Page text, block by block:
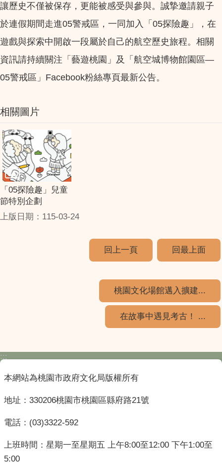
讓歷史不僅被保存，更能被感受與參與。誠摯邀請親子
於連假期間走進05警戒區，一同加入「05探險趣」，在
遊戲與探索中開啟一段屬於自己的航空歷史旅程。相關
資訊請持續關注「藝遊桃園」及「航空城博物館園區—
05警戒區」Facebook粉絲專頁最新公告。
相關圖片
「05探險趣」兒童
節特別企劃
上版日期：115-03-24
回上一頁 回最上面
桃園文化場館邁入擴建...
在故事中遇見考古！ ...
:::
本網站為桃園市政府文化局版權所有
地址：330206桃園市桃園區縣府路21號
電話：(03)3322-592
上班時間：星期一至星期五 上午8:00至12:00 下午1:00至
5:00